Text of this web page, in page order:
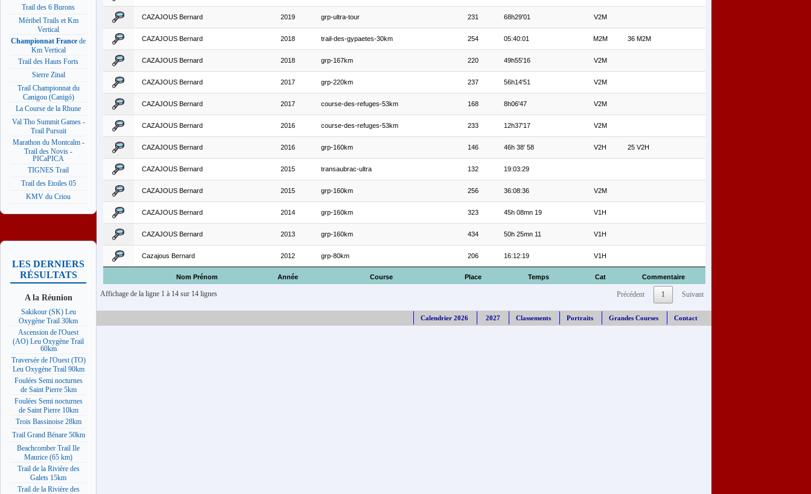
Trail des 6 Burons
Méribel Trails et Km
Vertical
Championnat France de
Km Vertical
Trail des Hauts Forts
Sierre Zinal
Trail Championnat du
Canigou (Canigó)
La Course de la Rhune
Val Tho Summit Games -
Trail Pursuit
Marathon du Montcalm -
Trail des Novis -
PICaPICA
TIGNES Trail
Trail des Etoiles 05
KMV du Criou
LES DERNIERS
RÉSULTATS
A la Réunion
Sakikour (SK) Leu
Oxygène Trail 30km
Ascension de l'Ouest
(AO) Leu Oxygène Trail
60km
Traversée de l'Ouest (TO)
Leu Oxygène Trail 90km
Foulées Semi nocturnes
de Saint Pierre 5km
Foulées Semi nocturnes
de Saint Pierre 10km
Trois Bassinoise 28km
Trail Grand Bénare 50km
Beachcomber Trail Ile
Maurice (65 km)
Trail de la Rivière des
Galets 15km
Trail de la Rivière des
Nom Prénom Année Course Place Temps Cat Commentaire
CAZAJOUS Bernard 2019 grp-ultra-tour 231 68h29'01 V2M
CAZAJOUS Bernard 2018 trail-des-gypaetes-30km 254 05:40:01 M2M 36 M2M
CAZAJOUS Bernard 2018 grp-167km 220 49h55'16 V2M
CAZAJOUS Bernard 2017 grp-220km 237 56h14'51 V2M
CAZAJOUS Bernard 2017 course-des-refuges-53km 168 8h06'47 V2M
CAZAJOUS Bernard 2016 course-des-refuges-53km 233 12h37'17 V2M
CAZAJOUS Bernard 2016 grp-160km 146 46h 38' 58 V2H 25 V2H
CAZAJOUS Bernard 2015 transaubrac-ultra 132 19:03:29
CAZAJOUS Bernard 2015 grp-160km 256 36:08:36 V2M
CAZAJOUS Bernard 2014 grp-160km 323 45h 08mn 19 V1H
CAZAJOUS Bernard 2013 grp-160km 434 50h 25mn 11 V1H
Cazajous Bernard 2012 grp-80km 206 16:12:19 V1H
Affichage de la ligne 1 à 14 sur 14 lignes Précédent 1 Suivant
Calendrier 2026 2027 Classements Portraits Grandes Courses Contact